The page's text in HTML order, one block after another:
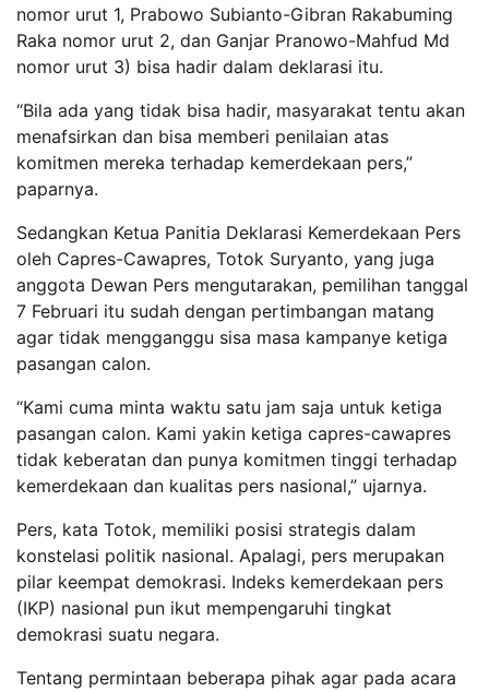
nomor urut 1, Prabowo Subianto-Gibran Rakabuming
Raka nomor urut 2, dan Ganjar Pranowo-Mahfud Md
nomor urut 3) bisa hadir dalam deklarasi itu.
“Bila ada yang tidak bisa hadir, masyarakat tentu akan
menafsirkan dan bisa memberi penilaian atas
komitmen mereka terhadap kemerdekaan pers,”
paparnya.
Sedangkan Ketua Panitia Deklarasi Kemerdekaan Pers
oleh Capres-Cawapres, Totok Suryanto, yang juga
anggota Dewan Pers mengutarakan, pemilihan tanggal
7 Februari itu sudah dengan pertimbangan matang
agar tidak mengganggu sisa masa kampanye ketiga
pasangan calon.
“Kami cuma minta waktu satu jam saja untuk ketiga
pasangan calon. Kami yakin ketiga capres-cawapres
tidak keberatan dan punya komitmen tinggi terhadap
kemerdekaan dan kualitas pers nasional,” ujarnya.
Pers, kata Totok, memiliki posisi strategis dalam
konstelasi politik nasional. Apalagi, pers merupakan
pilar keempat demokrasi. Indeks kemerdekaan pers
(IKP) nasional pun ikut mempengaruhi tingkat
demokrasi suatu negara.
Tentang permintaan beberapa pihak agar pada acara